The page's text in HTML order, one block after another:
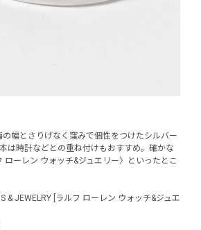
幅とさりげなく窪みで個性をつけたシルバー
は時計などとの重ね付けもおすすめ。確かな
ローレン ウォッチ&ジュエリー〉といったとこ
& JEWELRY [ラルフ ローレン ウォッチ&ジュエ